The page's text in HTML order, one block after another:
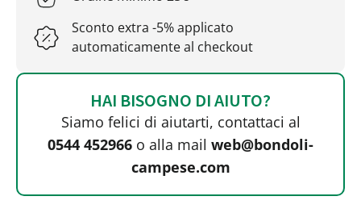
Sconto extra -5% applicato
automaticamente al checkout
HAI BISOGNO DI AIUTO?
Siamo felici di aiutarti, contattaci al
0544 452966 o alla mail web@bondoli-
campese.com